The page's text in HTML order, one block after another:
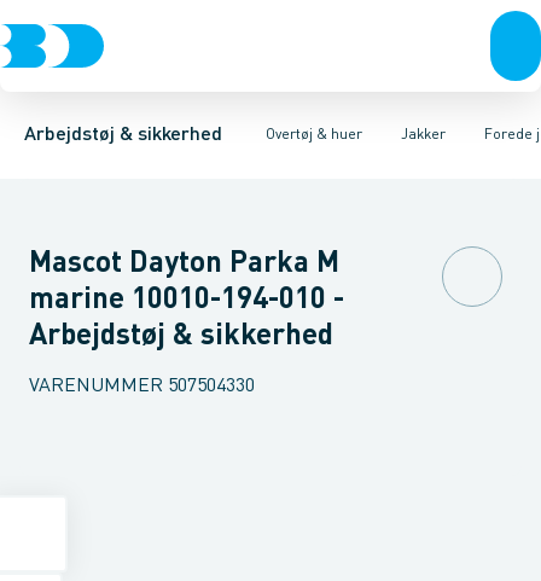
Arbejdstøj & sikkerhed Overtøj & huer
Trøjer & t-shirtsBukser Overtøj & huerUndertøj & sokkerSko
Jakker
JakkerKedeldragter & OverallsRegntøjVeste Huer & Tilbehør
Forede
Fleece & Fiberpelsjakker Softshelljakker Uforede jakker
Mascot Dayton Parka M
marine 10010-194-010 -
Arbejdstøj & sikkerhed
VARENUMMER 507504330